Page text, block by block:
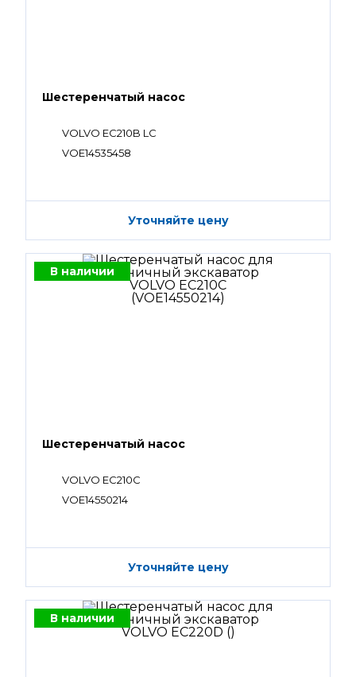
Шестеренчатый насос
VOLVO EC210B LC
VOE14535458
Уточняйте цену
В наличии
Шестеренчатый насос
VOLVO EC210C
VOE14550214
Уточняйте цену
В наличии